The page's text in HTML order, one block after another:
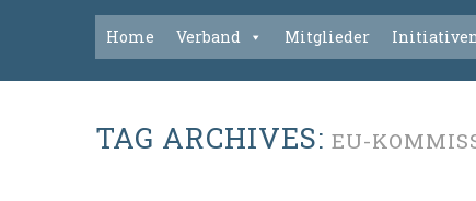
Home Verband Mitglieder
TAG ARCHIVES: EU-